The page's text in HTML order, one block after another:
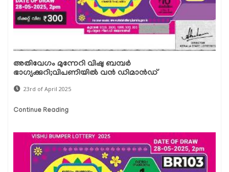
അതിവേഗം മുന്നേറി വിഷു ബമ്പർ
ഭാഗ്യക്കുറി;വിപണിയിൽ വൻ ഡിമാൻഡ്
23rd of April 2025
Continue Reading